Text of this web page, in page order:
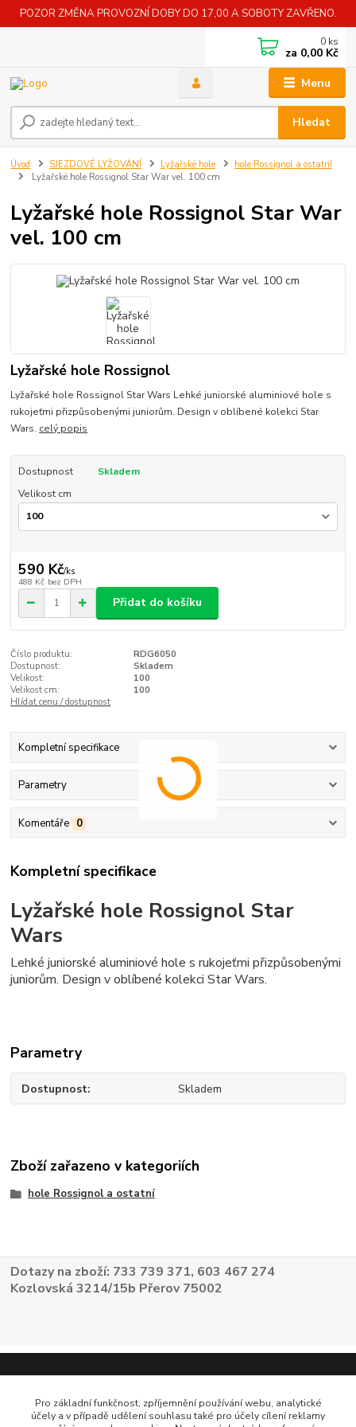
POZOR ZMĚNA PROVOZNÍ DOBY DO 17,00 A SOBOTY ZAVŘENO.
Menu
Hledat
0 ks
za 0,00 Kč
Úvod SJEZDOVÉ LYŽOVÁNÍ Lyžařské hole
hole Rossignol a ostatní
Lyžařské hole Rossignol Star War vel. 100 cm
Lyžařské hole Rossignol Star War
vel. 100 cm
Lyžařské hole Rossignol
Lyžařské hole Rossignol Star Wars Lehké juniorské aluminiové hole s
rukojeťmi přizpůsobenými juniorům. Design v oblíbené kolekci Star
Wars. celý popis
Dostupnost
Skladem
Velikost cm
590 Kč/ks
488 Kč bez DPH
Přidat do košíku
Číslo produktu:
RDG6050
Dostupnost:
Skladem
Velikost:
100
Velikost cm:
100
Hlídat cenu / dostupnost
Kompletní specifikace
Parametry
Komentáře 0
Kompletní specifikace
Lyžařské hole Rossignol Star
Wars
Lehké juniorské aluminiové hole s rukojeťmi přizpůsobenými
juniorům. Design v oblíbené kolekci Star Wars.
Parametry
Dostupnost Skladem
Zboží zařazeno v kategoriích
hole Rossignol a ostatní
Dotazy na zboží: 733 739 371, 603 467 274
Kozlovská 3214/15b Přerov 75002
Pro základní funkčnost, zpříjemnění používání webu, analytické
účely a v případě udělení souhlasu také pro účely cílení reklamy